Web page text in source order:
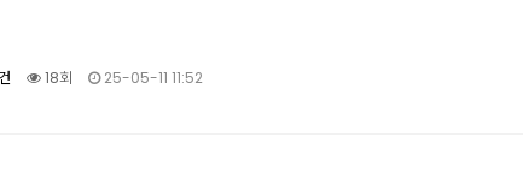
18회 25-05-11 11:52